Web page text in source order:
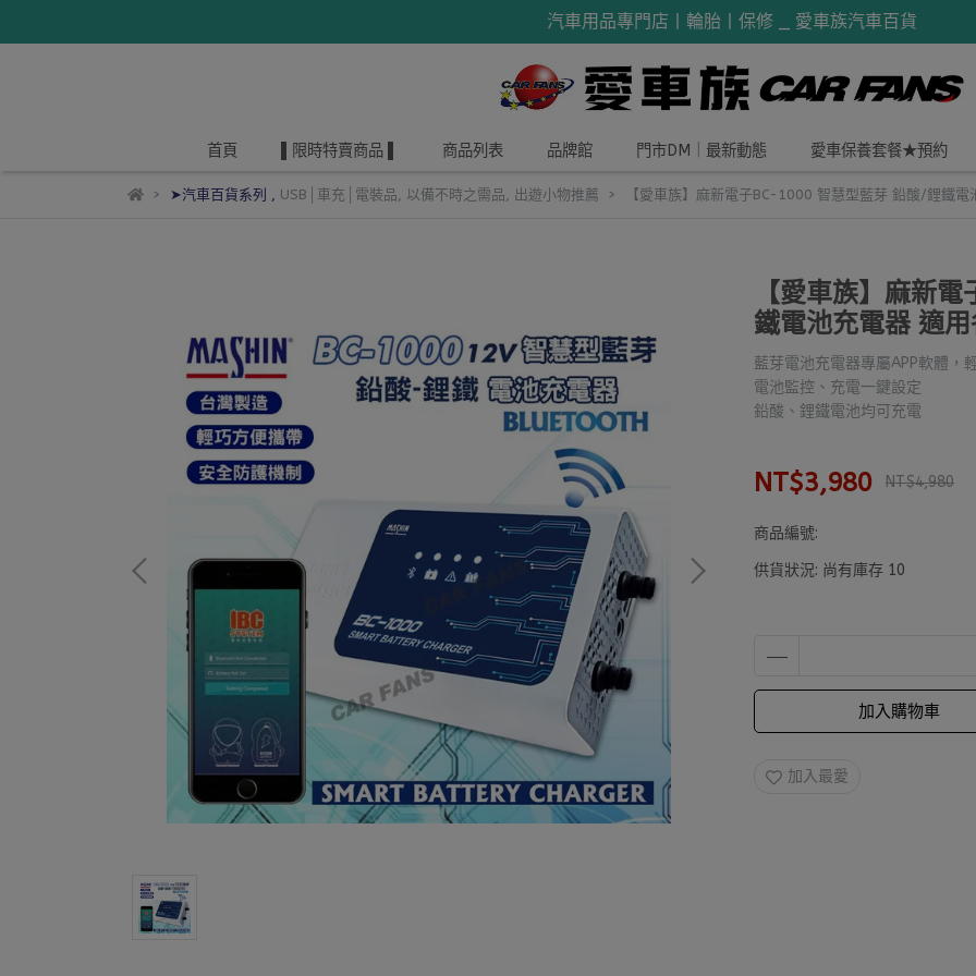
汽車用品專門店丨輪胎丨保修 _ 愛車族汽車百貨
首頁 ▌限時特賣商品 ▌ 商品列表 品牌館 門市DM｜最新動態 愛車保養套餐★預約
➤汽車百貨系列 , USB│車充│電裝品, 以備不時之需品, 出遊小物推薦 【愛車族】麻新電子BC-1000 智慧型藍芽 鉛酸/鋰鐵
【愛車族】麻新
鐵電池充電器 適
藍芽電池充電器專屬APP軟體，
電池監控、充電一鍵設定
鉛酸、鋰鐵電池均可充電
NT$3,980 NT$4,980
商品編號:
供貨狀況: 尚有庫存 10
加入購物車
加入最愛